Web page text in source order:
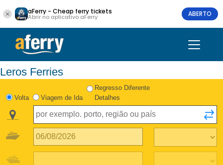
aFerry - Cheap ferry tickets
Abrir no aplicativo aFerry ABERTO
Leros Ferries
Volta Viagem de Ida
Regresso Diferente
Detalhes